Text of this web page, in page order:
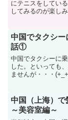
にテニスをしてい
してみるのが楽し
中国でタクシ
話①
中国でタクシーに
した。といっても
ませんが・・・
中国（上海）
～美容室編～